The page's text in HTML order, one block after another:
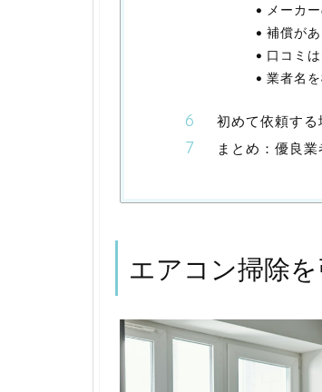
メーカ
補償が
口コミ
業者名
初めて依頼す
まとめ：優良
エアコン掃除